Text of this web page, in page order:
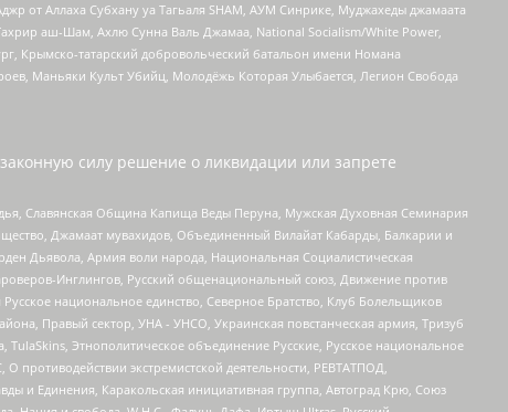
от Аллаха Субхану уа Тагьаля SHAM, АУМ Синрике, Муджахеды джамаата
аш-Шам, Ахлю Сунна Валь Джамаа, National Socialism/White Power,
Крымско-татарский добровольческий батальон имени Номана
Маньяки Культ Убийц, Молодёжь Которая Улыбается, Легион Свобода
силу решение о ликвидации или запрете
Славянская Община Капища Веды Перуна, Мужская Духовная Семинария
Джамаат мувахидов, Объединенный Вилайат Кабарды, Балкарии и
Дьявола, Армия воли народа, Национальная Социалистическая
Инглингов, Русский общенациональный союз, Движение против
национальное единство, Северное Братство, Клуб Болельщиков
Правый сектор, УНА - УНСО, Украинская повстанческая армия, Тризуб
Этнополитическое объединение Русские, Русское национальное
экстремистской деятельности, РЕВТАТПОД,
и Единения, Каракольская инициативная группа, Автоград Крю, Союз